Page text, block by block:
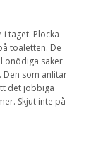
taget. Plocka
toaletten. De
onödiga saker
Den som anlitar
det jobbiga
Skjut inte på